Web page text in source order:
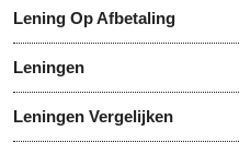
Lening Op Afbetaling
Leningen
Leningen Vergelijken